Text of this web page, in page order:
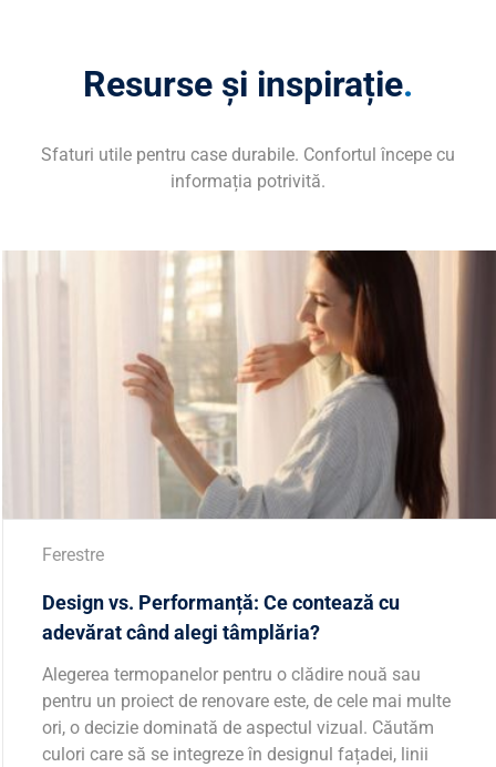
Resurse și inspirație.
Sfaturi utile pentru case durabile. Confortul începe cu
informația potrivită.
Ferestre
Design vs. Performanță: Ce contează cu
adevărat când alegi tâmplăria?
Alegerea termopanelor pentru o clădire nouă sau
pentru un proiect de renovare este, de cele mai multe
ori, o decizie dominată de aspectul vizual. Căutăm
culori care să se integreze în designul fațadei, linii